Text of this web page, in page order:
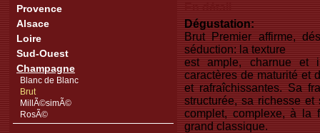
Provence
Alsace
Loire
Sud-Ouest
Champagne
Blanc de Blanc
Brut
MillÃ©simÃ©
RosÃ©
Dégustation:
Brut Premier affirme,
séduction: la texture
est ample, charnue et
caractères de maturité et
et rafraîchissantes. Sa
structurée, sa richesse
complet, complexe, à la
grand classique.